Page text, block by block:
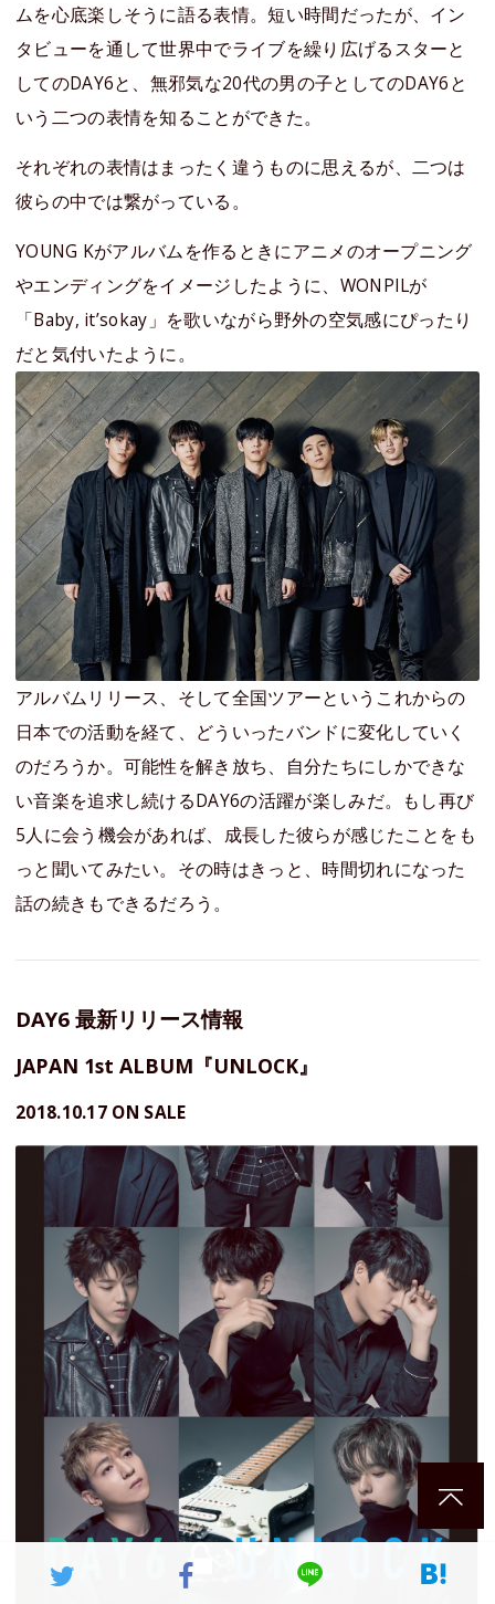
ムを心底楽しそうに語る表情。短い時間だったが、イン
タビューを通して世界中でライブを繰り広げるスターと
してのDAY6と、無邪気な20代の男の子としてのDAY6と
いう二つの表情を知ることができた。
それぞれの表情はまったく違うものに思えるが、二つは
彼らの中では繋がっている。
YOUNG Kがアルバムを作るときにアニメのオープニング
やエンディングをイメージしたように、WONPILが
「Baby, it’sokay」を歌いながら野外の空気感にぴったり
だと気付いたように。
アルバムリリース、そして全国ツアーというこれからの
日本での活動を経て、どういったバンドに変化していく
のだろうか。可能性を解き放ち、自分たちにしかできな
い音楽を追求し続けるDAY6の活躍が楽しみだ。もし再び
5人に会う機会があれば、成長した彼らが感じたことをも
っと聞いてみたい。その時はきっと、時間切れになった
話の続きもできるだろう。
DAY6 最新リリース情報
JAPAN 1st ALBUM『UNLOCK』
2018.10.17 ON SALE